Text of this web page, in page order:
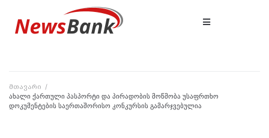
მთავარი /
ახალი ქართული პასპორტი და პირადობის მოწმობა უსაფრთხო
დოკუმენტების საერთაშორისო კონკურსის გამარჯვებულია